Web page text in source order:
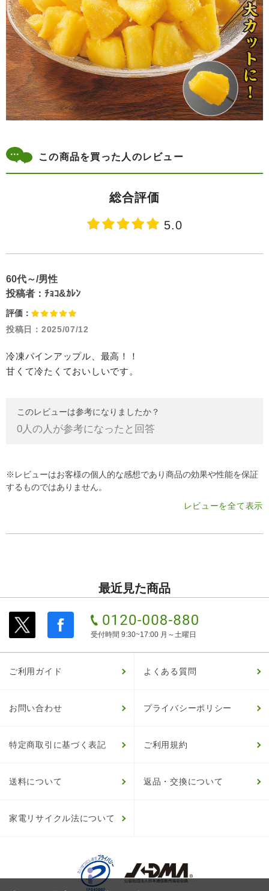
この商品を買った人のレビュー
総合評価
5.0
60代～/男性
投稿者： ﾁｮｺ&ｶﾚﾝ
評価：
投稿日： 2025/07/12
冷凍パインアップル、最高！！
甘くて冷たくておいしいです。
このレビューは参考になりましたか？
0人の人が参考になったと回答
※レビューはお客様の個人的な感想であり商品の効果や性能を保証
するものではありません。
レビューを全て表示
最近見た商品
受付時間 9:30~17:00 月～土曜日
ご利用ガイド よくある質問
お問い合わせ プライバシーポリシー
特定商取引に基づく表記 ご利用規約
送料について 返品・交換について
家電リサイクル法について